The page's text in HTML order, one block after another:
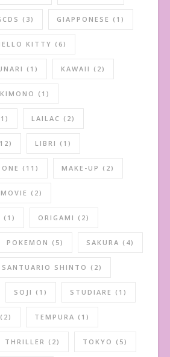
(3) GIAPPONESE (1)
KITTY (6)
(1) KAWAII (2)
KIMONO (1)
LAILAC (2)
LIBRI (1)
(11) MAKE-UP (2)
MOVIE (2)
(1) ORIGAMI (2)
POKEMON (5) SAKURA (4)
SANTUARIO SHINTO (2)
SOJI (1) STUDIARE (1)
(2) TEMPURA (1)
THRILLER (2) TOKYO (5)